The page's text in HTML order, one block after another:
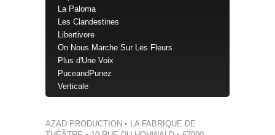
La Paloma
Les Clandestines
Libertivore
On Nous Marche Sur Les Fleurs
Plus d'Une Voix
PuceandPunez
Verticale
AZAD PRODUCTION • LA FABRIQUE DE